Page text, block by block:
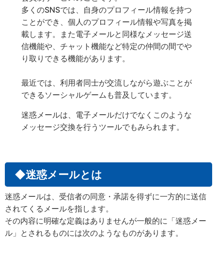
多くのSNSでは、自身のプロフィール情報を持つ
ことができ、個人のプロフィール情報や写真を掲
載します。また電子メールと同様なメッセージ送
信機能や、チャット機能など特定の仲間の間でや
り取りできる機能があります。
最近では、利用者同士が交流しながら遊ぶことが
できるソーシャルゲームも普及しています。
迷惑メールは、電子メールだけでなくこのような
メッセージ交換を行うツールでもみられます。
◆迷惑メールとは
迷惑メールは、受信者の同意・承諾を得ずに一方的に送信
されてくるメールを指します。
その内容に明確な定義はありませんが一般的に「迷惑メー
ル」とされるものには次のようなものがあります。